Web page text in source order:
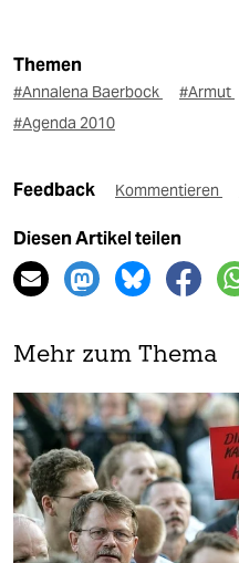
Themen
#Annalena Baerbock #Armut
#Agenda 2010
Feedback Kommentieren
Diesen Artikel teilen
Mehr zum Thema